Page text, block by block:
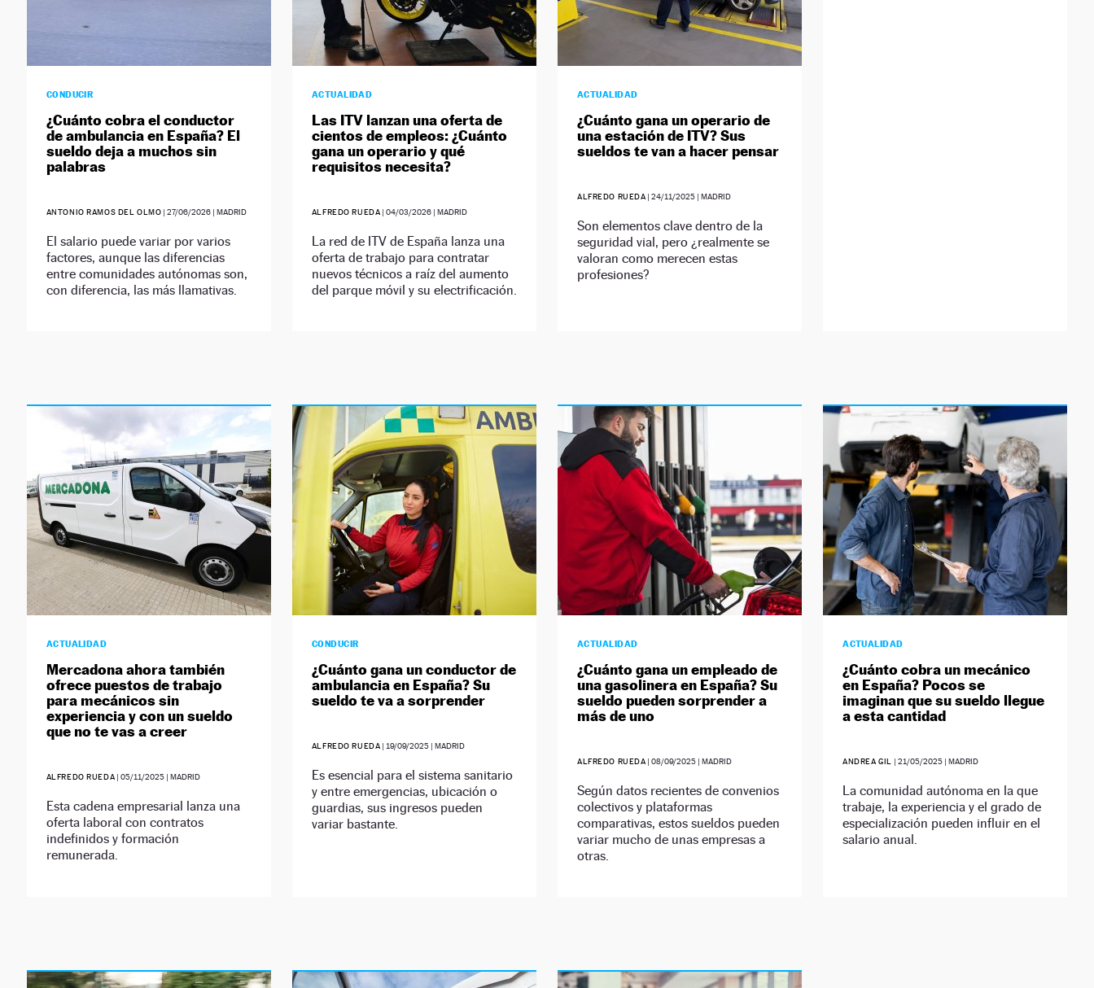
CONDUCIR
¿Cuánto cobra el conductor
de ambulancia en España? El
sueldo deja a muchos sin
palabras
ANTONIO RAMOS DEL OLMO |27/06/2026 | MADRID
El salario puede variar por varios
factores, aunque las diferencias
entre comunidades autónomas son,
con diferencia, las más llamativas.
ACTUALIDAD
Las ITV lanzan una oferta de
cientos de empleos: ¿Cuánto
gana un operario y qué
requisitos necesita?
ALFREDO RUEDA |04/03/2026 | MADRID
La red de ITV de España lanza una
oferta de trabajo para contratar
nuevos técnicos a raíz del aumento
del parque móvil y su electrificación.
ACTUALIDAD
¿Cuánto gana un operario de
una estación de ITV? Sus
sueldos te van a hacer pensar
ALFREDO RUEDA |24/11/2025 | MADRID
Son elementos clave dentro de la
seguridad vial, pero ¿realmente se
valoran como merecen estas
profesiones?
ACTUALIDAD
Mercadona ahora también
ofrece puestos de trabajo
para mecánicos sin
experiencia y con un sueldo
que no te vas a creer
ALFREDO RUEDA |05/11/2025 | MADRID
Esta cadena empresarial lanza una
oferta laboral con contratos
indefinidos y formación
remunerada.
CONDUCIR
¿Cuánto gana un conductor de
ambulancia en España? Su
sueldo te va a sorprender
ALFREDO RUEDA | 19/09/2025 | MADRID
Es esencial para el sistema sanitario
y entre emergencias, ubicación o
guardias, sus ingresos pueden
variar bastante.
ACTUALIDAD
¿Cuánto gana un empleado de
una gasolinera en España? Su
sueldo pueden sorprender a
más de uno
ALFREDO RUEDA |08/09/2025 | MADRID
Según datos recientes de convenios
colectivos y plataformas
comparativas, estos sueldos pueden
variar mucho de unas empresas a
otras.
ACTUALIDAD
¿Cuánto cobra un mecánico
en España? Pocos se
imaginan que su sueldo llegue
a esta cantidad
ANDREA GIL | 21/05/2025| MADRID
La comunidad autónoma en la que
trabaje, la experiencia y el grado de
especialización pueden influir en el
salario anual.